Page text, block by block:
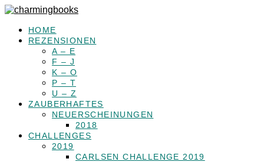
HOME
REZENSIONEN
A – E
F – J
K – O
P – T
U – Z
ZAUBERHAFTES
NEUERSCHEINUNGEN
2018
CHALLENGES
2019
CARLSEN CHALLENGE 2019